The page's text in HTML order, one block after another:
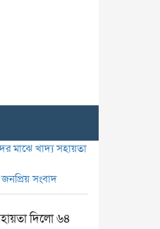
মাঝে খাদ্য সহায়তা দিলো ৬৪ বিজিবি
জনপ্রিয় সংবাদ
দিলো ৬৪